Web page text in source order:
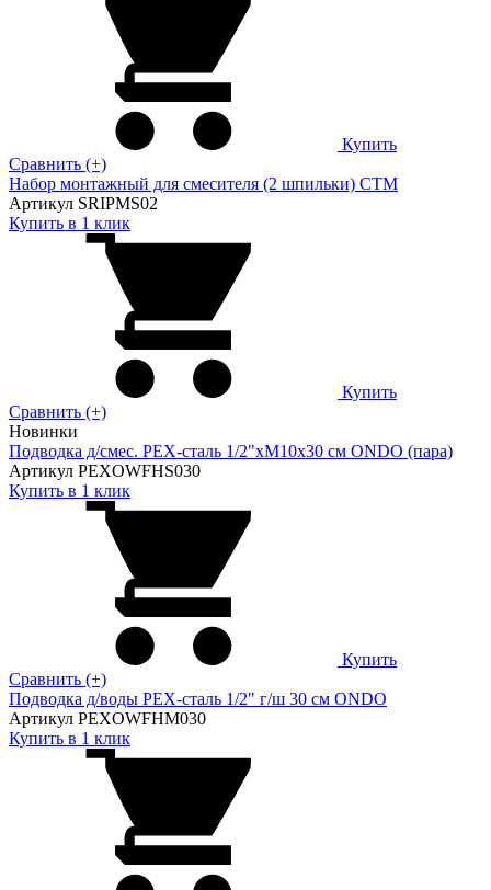
Купить
Сравнить (+)
Набор монтажный для смесителя (2 шпильки) СТМ
Артикул SRIPMS02
Купить в 1 клик
Купить
Сравнить (+)
Новинки
Подводка д/смес. PEX-сталь 1/2"xM10x30 см ONDO (пара)
Артикул PEXOWFHS030
Купить в 1 клик
Купить
Сравнить (+)
Подводка д/воды PEX-сталь 1/2" г/ш 30 cм ONDO
Артикул PEXOWFHM030
Купить в 1 клик